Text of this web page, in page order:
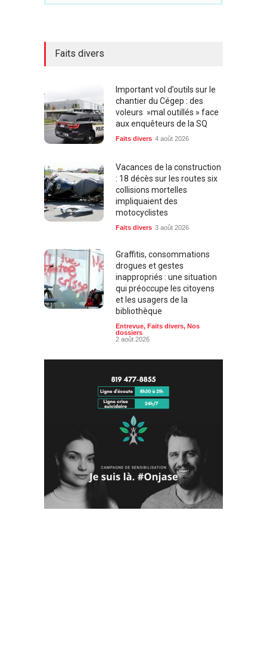
Faits divers
Important vol d’outils sur le
chantier du Cégep : des
voleurs »mal outillés » face
aux enquêteurs de la SQ
Faits divers 4 août 2026
Vacances de la construction
: 18 décès sur les routes six
collisions mortelles
impliquaient des
motocyclistes
Faits divers 3 août 2026
Graffitis, consommations
drogues et gestes
inappropriés : une situation
qui préoccupe les citoyens
et les usagers de la
bibliothèque
Entrevue, Faits divers, Nos
dossiers
2 août 2026